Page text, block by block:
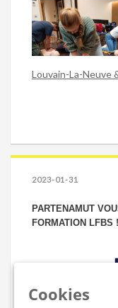
Louvain-La-Neuve
2023-01-31
PARTENAMUT
FORMATION LFBS !
Cookies